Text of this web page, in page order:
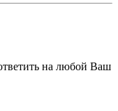
на любой Ваш